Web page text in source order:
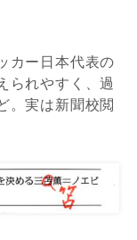
カー日本代表の
られやすく、過
。実は新聞校閲